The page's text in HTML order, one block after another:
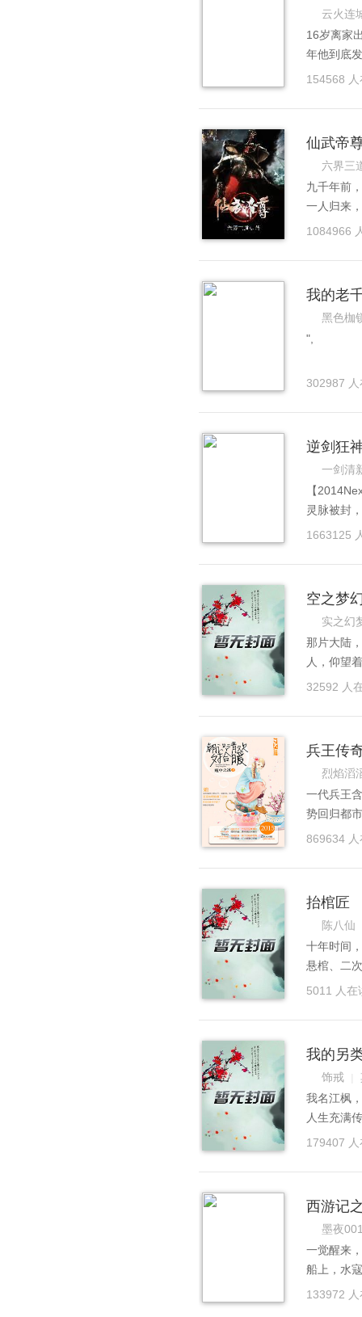
云火连
16岁离家
年他到底
个普通的
形形色色
高贵的头
154568 人
仙武帝
六界三
九千年前
一人归来
徒叶辰，
是一个诸
1084966
我的老
黑色枷
",
302987 人
逆剑狂
一剑清
【
灵脉被封
功，悟无
1663125
空之梦
实之幻
那片大陆
人，仰望
浮空大陆
呢。那场
生什么事
系呢。在
的她。我
32592 人
兵王传
烈焰滔
一代兵王
势回归都
艺术，不
869634 人
抬棺匠
陈八仙
十年时间
悬棺、二
情，到最
人，也有
5011 人在
我的另
饰戒
我名江枫
人生充满
虚，因为
只有死路
知了人性
离开就离
我只相信
后，泼辣
倩，买醉
179407 人
西游记
墨夜
一觉醒来
船上，水
绑定中，
133972 人